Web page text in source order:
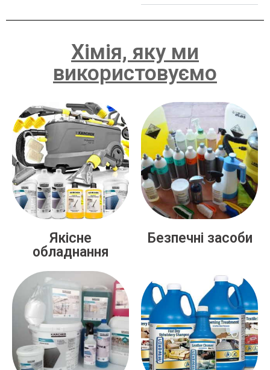
Хімія, яку ми
використовуємо
Якісне
обладнання
Безпечні засоби